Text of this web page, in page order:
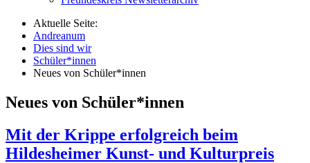
Aktuelle Seite:
Andreanum
Dies sind wir
Schüler*innen
Neues von Schüler*innen
Neues von Schüler*innen
Mit der Krippe erfolgreich beim
Hildesheimer Kunst- und Kulturpreis